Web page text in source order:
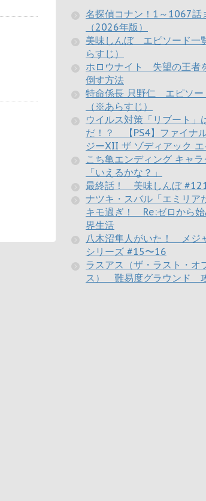
名探偵コナン！1～1067話
（2026年版）
美味しんぼ エピソード一
らすじ）
ホロウナイト 失望の王者
倒す方法
特命係長 只野仁 エピソー
（※あらすじ）
ウイルス対策「リブート」
だ！？ 【PS4】ファイナ
ジーXII ザ ゾディアック エ
こち亀エンディング キャラ
「いえるかな？」
最終話！ 美味しんぼ
ナツキ・スバル「エミリア
キモ過ぎ！ Re:ゼロから
界生活
八木沼隼人がいた！ メジ
シリーズ #15〜16
ラスアス（ザ・ラスト・オ
ス） 難易度グラウンド